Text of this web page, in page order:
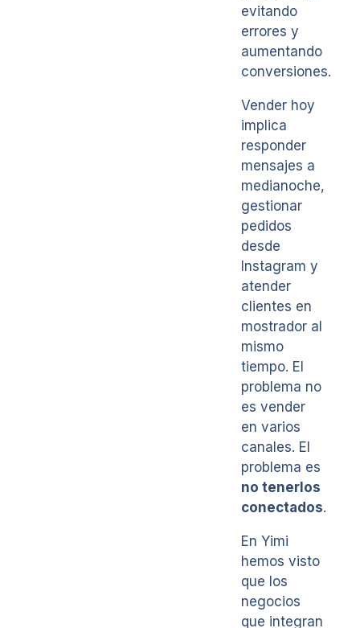
evitando
errores y
aumentando
conversiones.
Vender hoy
implica
responder
mensajes a
medianoche,
gestionar
pedidos
desde
Instagram y
atender
clientes en
mostrador al
mismo
tiempo. El
problema no
es vender
en varios
canales. El
problema es
no tenerlos
conectados.
En Yimi
hemos visto
que los
negocios
que integran